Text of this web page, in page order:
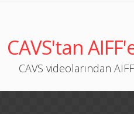
CAVS'tan
CAVS videolarından